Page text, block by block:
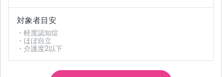
対象者目安
・軽度認知症
・ほぼ自立
・介護度2以下